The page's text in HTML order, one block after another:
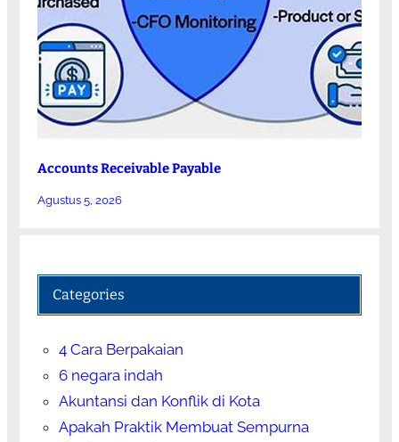
Accounts Receivable Payable
Agustus 5, 2026
Categories
4 Cara Berpakaian
6 negara indah
Akuntansi dan Konflik di Kota
Apakah Praktik Membuat Sempurna